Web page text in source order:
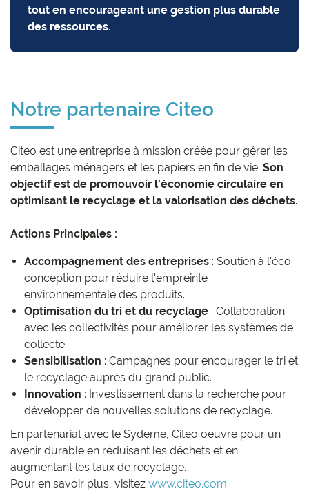
tout en encourageant une gestion plus durable
des ressources.
Notre partenaire Citeo
Citeo est une entreprise à mission créée pour gérer les
emballages ménagers et les papiers en fin de vie. Son
objectif est de promouvoir l'économie circulaire en
optimisant le recyclage et la valorisation des déchets.
Actions Principales :
Accompagnement des entreprises : Soutien à l'éco-
conception pour réduire l'empreinte
environnementale des produits.
Optimisation du tri et du recyclage : Collaboration
avec les collectivités pour améliorer les systèmes de
collecte.
Sensibilisation : Campagnes pour encourager le tri et
le recyclage auprès du grand public.
Innovation : Investissement dans la recherche pour
développer de nouvelles solutions de recyclage.
En partenariat avec le Sydeme, Citeo oeuvre pour un
avenir durable en réduisant les déchets et en
augmentant les taux de recyclage.
Pour en savoir plus, visitez www.citeo.com.